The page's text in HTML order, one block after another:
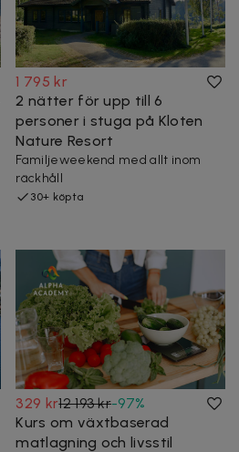
1 795 kr
2 nätter för upp till 6
personer i stuga på Kloten
Nature Resort
Familjeweekend med allt inom
räckhåll
30+ köpta
329 kr12 193 kr-97%
Kurs om växtbaserad
matlagning och livsstil